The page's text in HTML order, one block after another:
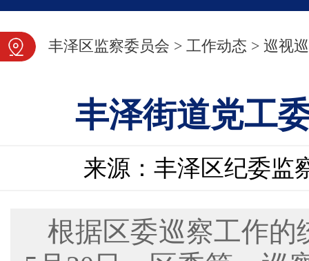
图片新闻
丰泽区监察委员会 > 工作动态 > 巡视
丰泽街道党工
来源：丰泽区纪委监
根据区委巡察工作的